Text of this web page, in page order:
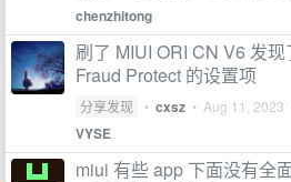
chenzhitong
刷了 MIUI ORI CN V6 发
Fraud Protect 的设置项
分享发现 • cxsz • Aug 11, 2023
VYSE
miui 有些 app 下面没有全